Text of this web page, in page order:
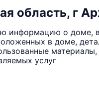
область, г
информацию о доме,
в доме,
услуг